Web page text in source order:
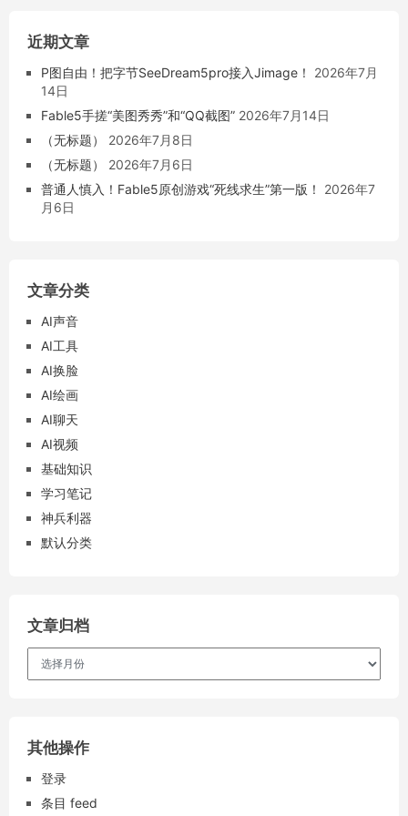
近期文章
P图自由！把字节SeeDream5pro接入Jimage！
2026年7月
14日
Fable5手搓“美图秀秀”和“QQ截图” 2026年7月14日
（无标题）
2026年7月8日
（无标题）
2026年7月6日
普通人慎入！Fable5原创游戏“死线求生”第一版！
2026年7
月6日
文章分类
AI声音
AI工具
AI换脸
AI绘画
AI聊天
AI视频
基础知识
学习笔记
神兵利器
默认分类
文章归档
其他操作
登录
条目 feed